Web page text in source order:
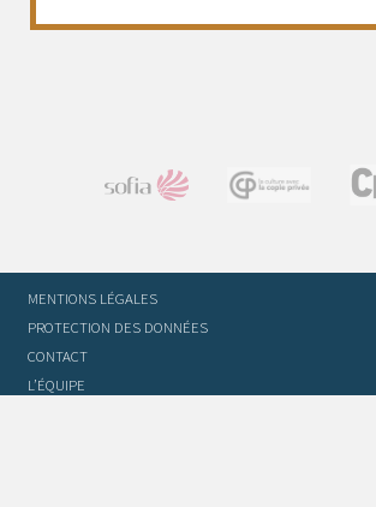
MENTIONS LÉGALES
PROTECTION DES DONNÉES
CONTACT
L’ÉQUIPE